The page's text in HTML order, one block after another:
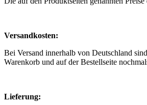
Versandkosten:
Bei Versand innerhalb von Deutschland
Warenkorb und auf der Bestellseite
Lieferung: